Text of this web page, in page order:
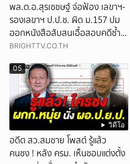
พล.ต.อ.สุรเชชษฐ์ จ่อฟ้อง เลขาฯ-
รองเลขาฯ ป.ป.ช. ผิด ม.157 ปม
ออกหนังสือสับสนเอื้อสอบคดีซ้ำ
ซ้อน
BRIGHTTV.CO.TH
วิดีโอ
05
อดีต สว.สมชาย โพสต์ รู้แล้ว
คนชง ! หลัง ครม. เห็นชอบแต่งตั้ง